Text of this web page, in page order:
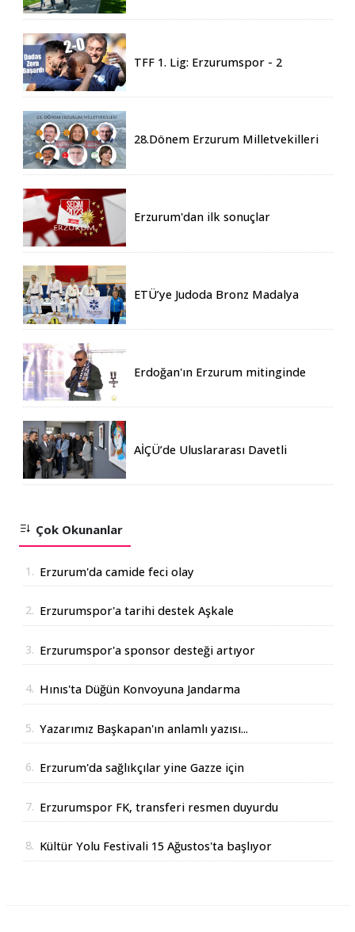
TFF 1. Lig: Erzurumspor - 2
28.Dönem Erzurum Milletvekilleri
Erzurum'dan ilk sonuçlar
ETÜ’ye Judoda Bronz Madalya
Erdoğan'ın Erzurum mitinginde
AİÇÜ’de Uluslararası Davetli
Çok Okunanlar
1. Erzurum'da camide feci olay
2. Erzurumspor'a tarihi destek Aşkale
3. Erzurumspor'a sponsor desteği artıyor
4. Hınıs'ta Düğün Konvoyuna Jandarma
5. Yazarımız Başkapan'ın anlamlı yazısı...
6. Erzurum'da sağlıkçılar yine Gazze için
7. Erzurumspor FK, transferi resmen duyurdu
8. Kültür Yolu Festivali 15 Ağustos'ta başlıyor